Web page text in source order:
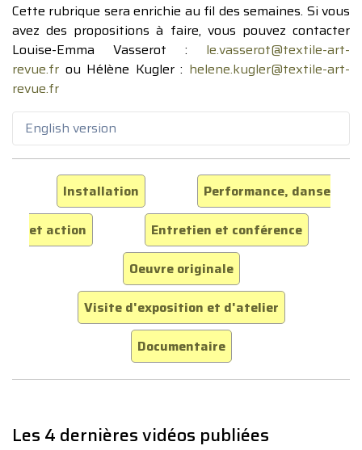
Cette rubrique sera enrichie au fil des semaines. Si vous
avez des propositions à faire, vous pouvez contacter
Louise-Emma Vasserot : le.vasserot@textile-art-
revue.fr ou Hélène Kugler : helene.kugler@textile-art-
revue.fr
English version
Installation
Performance, danse
et action
Entretien et conférence
Oeuvre originale
Visite d'exposition et d'atelier
Documentaire
Les 4 dernières vidéos publiées